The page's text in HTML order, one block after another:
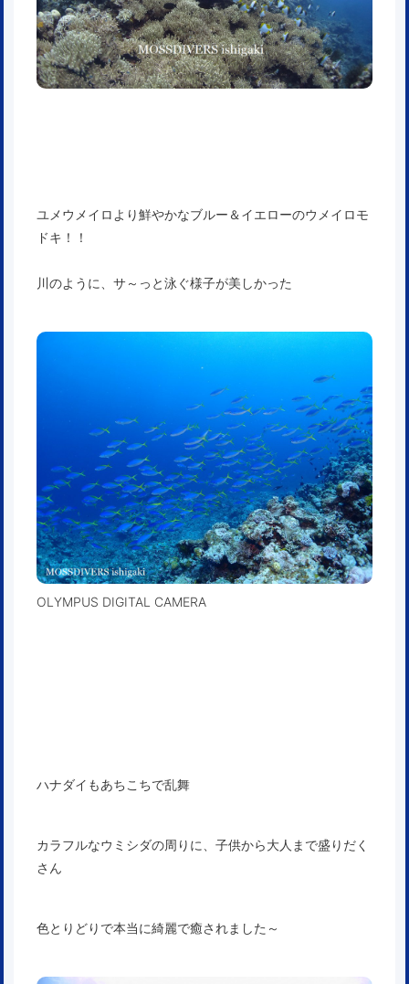
ユメウメイロより鮮やかなブルー＆イエローのウメイロモ
ドキ！！
川のように、サ～っと泳ぐ様子が美しかった
OLYMPUS DIGITAL CAMERA
ハナダイもあちこちで乱舞
カラフルなウミシダの周りに、子供から大人まで盛りだく
さん
色とりどりで本当に綺麗で癒されました～